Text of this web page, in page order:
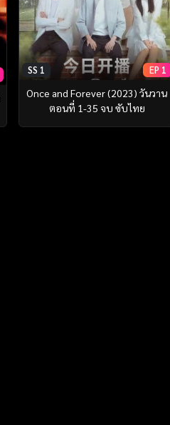
SS 1 EP 1
Once and Forever (2023) วันวาน
ตอนที่ 1-35 จบ ซับไทย